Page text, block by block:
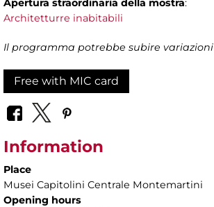
Apertura straordinaria della mostra:
Architetturre inabitabili
Il programma potrebbe subire variazioni
Free with MIC card
Information
Place
Musei Capitolini Centrale Montemartini
Opening hours